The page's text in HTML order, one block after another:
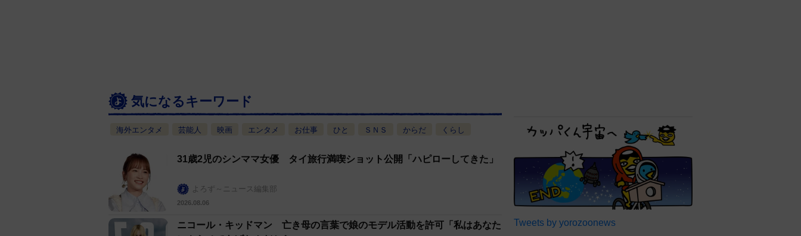
気になるキーワード
海外エンタメ 芸能人 映画 エンタメ お仕事 ひと ＳＮＳ からだ くらし
31歳2児のシンママ女優 タイ旅行満喫ショット公開「ハピローしてきた」
よろず～ニュース編集部
2026.08.06
ニコール・キッドマン 亡き母の言葉で娘のモデル活動を許可「私はあなた
Tweets by yorozoonews